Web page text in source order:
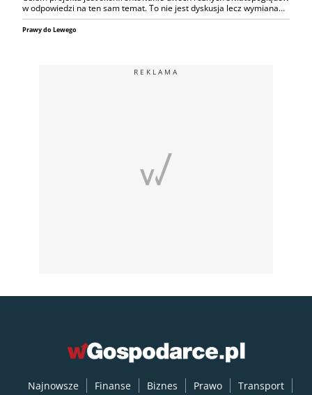
w odpowiedzi na ten sam temat. To nie jest dyskusja lecz wymiana…
Prawy do Lewego
REKLAMA
Najnowsze Finanse Biznes Prawo Transport